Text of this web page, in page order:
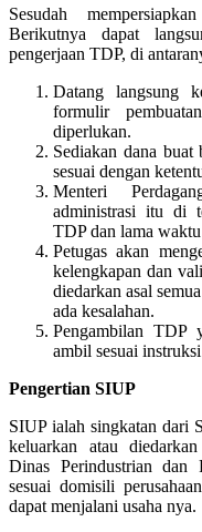
Sesudah
Berikutnya dapat
pengerjaan TDP, di
Datang langsung
formulir
diperlukan.
Sediakan dana
sesuai dengan
Menteri
administrasi itu di
TDP dan lama
Petugas akan
kelengkapan dan
diedarkan asal
ada kesalahan.
Pengambilan TDP
ambil sesuai
Pengertian SIUP
SIUP ialah singkatan dari
keluarkan atau
Dinas Perindustrian dan
sesuai domisili
dapat menjalani usaha nya.